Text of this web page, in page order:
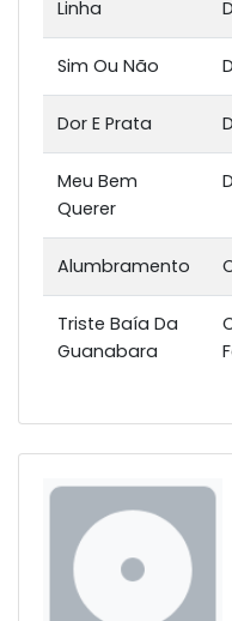
Linha
Sim Ou Não
Dor E Prata
Meu Bem
Querer
Alumbramento
Triste Baía Da
Guanabara